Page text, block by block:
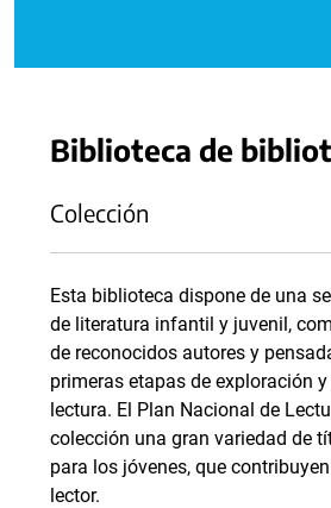
Biblioteca de
Colección
Esta biblioteca dispone de una
de literatura infantil y juvenil,
de reconocidos autores y
primeras etapas de exploración
lectura. El Plan Nacional de
colección una gran variedad de
para los jóvenes, que
lector.